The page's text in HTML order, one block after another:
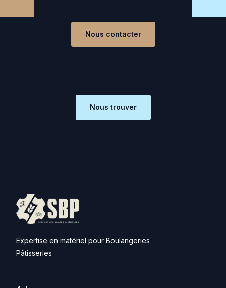
Nous contacter
Nous trouver
Expertise en matériel pour Boulangeries
Pâtisseries